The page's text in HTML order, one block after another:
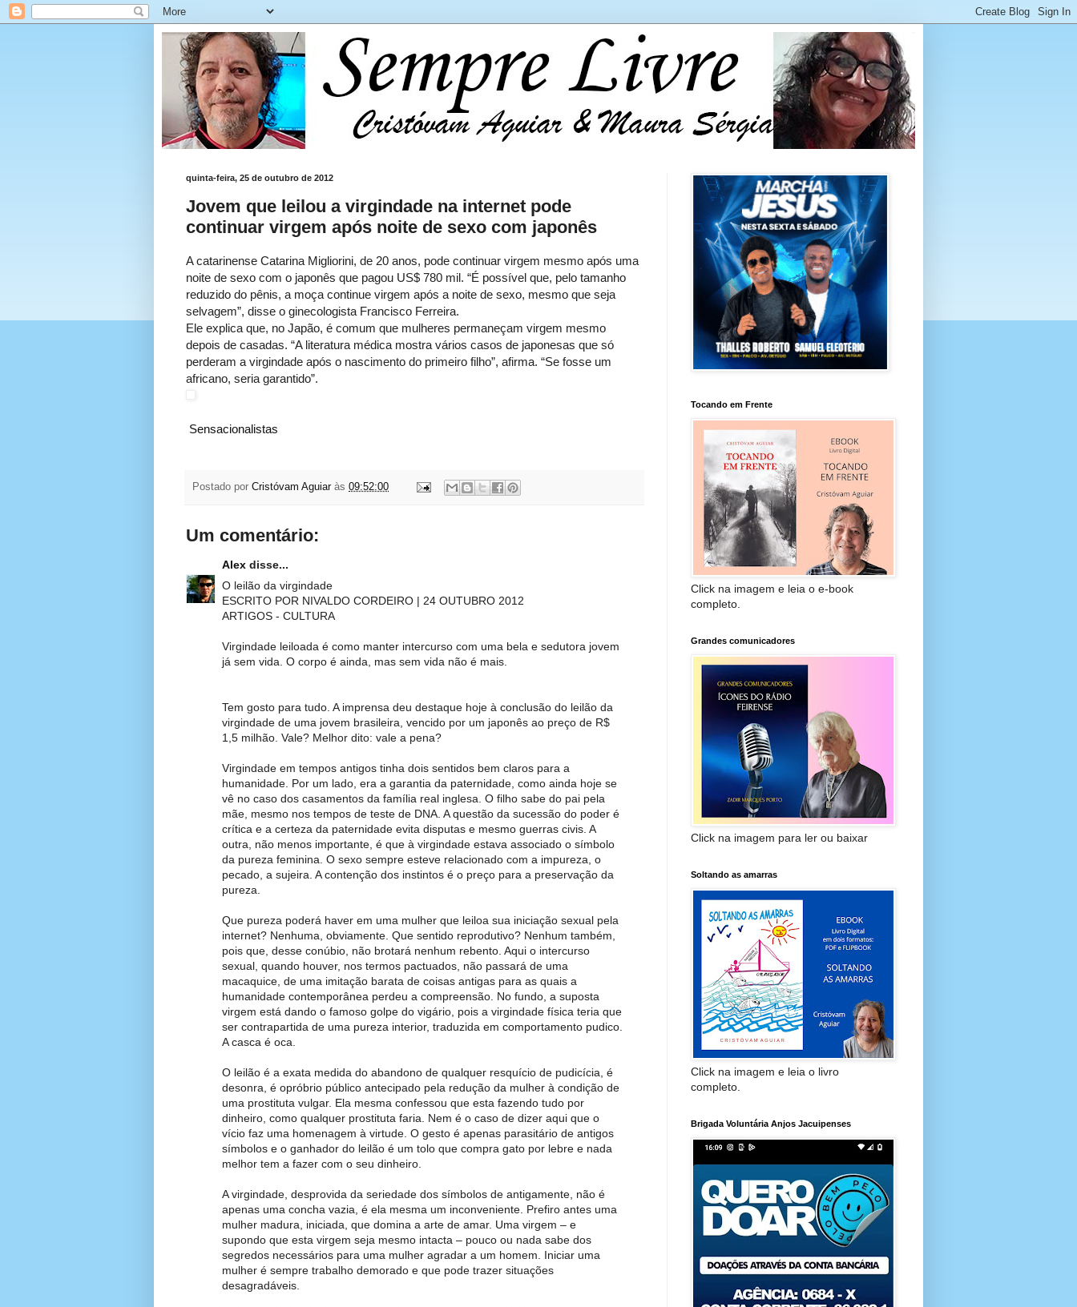
quinta-feira, 25 de outubro de 2012
Jovem que leilou a virgindade na internet pode
continuar virgem após noite de sexo com japonês
A catarinense Catarina Migliorini, de 20 anos, pode continuar virgem mesmo após uma
noite de sexo com o japonês que pagou US$ 780 mil. “É possível que, pelo tamanho
reduzido do pênis, a moça continue virgem após a noite de sexo, mesmo que seja
selvagem”, disse o ginecologista Francisco Ferreira.
Ele explica que, no Japão, é comum que mulheres permaneçam virgem mesmo
depois de casadas. “A literatura médica mostra vários casos de japonesas que só
perderam a virgindade após o nascimento do primeiro filho”, afirma. “Se fosse um
africano, seria garantido”.
Sensacionalistas
Postado por Cristóvam Aguiar às 09:52:00
Um comentário:
Alex disse...
O leilão da virgindade
ESCRITO POR NIVALDO CORDEIRO | 24 OUTUBRO 2012
ARTIGOS - CULTURA
Virgindade leiloada é como manter intercurso com uma bela e sedutora jovem
já sem vida. O corpo é ainda, mas sem vida não é mais.
Tem gosto para tudo. A imprensa deu destaque hoje à conclusão do leilão da
virgindade de uma jovem brasileira, vencido por um japonês ao preço de R$
1,5 milhão. Vale? Melhor dito: vale a pena?
Virgindade em tempos antigos tinha dois sentidos bem claros para a
humanidade. Por um lado, era a garantia da paternidade, como ainda hoje se
vê no caso dos casamentos da família real inglesa. O filho sabe do pai pela
mãe, mesmo nos tempos de teste de DNA. A questão da sucessão do poder é
crítica e a certeza da paternidade evita disputas e mesmo guerras civis. A
outra, não menos importante, é que à virgindade estava associado o símbolo
da pureza feminina. O sexo sempre esteve relacionado com a impureza, o
pecado, a sujeira. A contenção dos instintos é o preço para a preservação da
pureza.
Que pureza poderá haver em uma mulher que leiloa sua iniciação sexual pela
internet? Nenhuma, obviamente. Que sentido reprodutivo? Nenhum também,
pois que, desse conúbio, não brotará nenhum rebento. Aqui o intercurso
sexual, quando houver, nos termos pactuados, não passará de uma
macaquice, de uma imitação barata de coisas antigas para as quais a
humanidade contemporânea perdeu a compreensão. No fundo, a suposta
virgem está dando o famoso golpe do vigário, pois a virgindade física teria que
ser contrapartida de uma pureza interior, traduzida em comportamento pudico.
A casca é oca.
O leilão é a exata medida do abandono de qualquer resquício de pudicícia, é
desonra, é opróbrio público antecipado pela redução da mulher à condição de
uma prostituta vulgar. Ela mesma confessou que esta fazendo tudo por
dinheiro, como qualquer prostituta faria. Nem é o caso de dizer aqui que o
vício faz uma homenagem à virtude. O gesto é apenas parasitário de antigos
símbolos e o ganhador do leilão é um tolo que compra gato por lebre e nada
melhor tem a fazer com o seu dinheiro.
A virgindade, desprovida da seriedade dos símbolos de antigamente, não é
apenas uma concha vazia, é ela mesma um inconveniente. Prefiro antes uma
mulher madura, iniciada, que domina a arte de amar. Uma virgem – e
supondo que esta virgem seja mesmo intacta – pouco ou nada sabe dos
segredos necessários para uma mulher agradar a um homem. Iniciar uma
mulher é sempre trabalho demorado e que pode trazer situações
desagradáveis.
Tocando em Frente
Click na imagem e leia o e-book
completo.
Grandes comunicadores
Click na imagem para ler ou baixar
Soltando as amarras
Click na imagem e leia o livro
completo.
Brigada Voluntária Anjos Jacuipenses